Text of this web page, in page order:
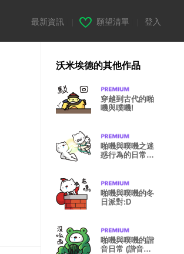
最新資訊 願望清單 登入
沃米埃德的其他作品
穿越到古代的啪
嘰與噗嘰!
啪嘰與噗嘰之迷
惑行為的日常
啪嘰與噗嘰的冬
日派對:D
啪嘰與噗嘰的諧
音日常 (諧音梗